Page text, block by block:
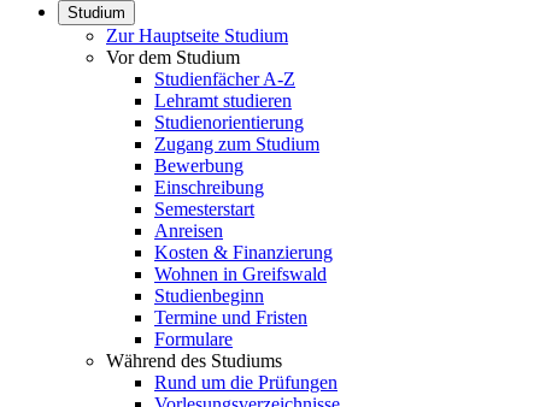
Studium
Zur Hauptseite Studium
Vor dem Studium
Studienfächer A-Z
Lehramt studieren
Studienorientierung
Zugang zum Studium
Bewerbung
Einschreibung
Semesterstart
Anreisen
Kosten & Finanzierung
Wohnen in Greifswald
Studienbeginn
Termine und Fristen
Formulare
Während des Studiums
Rund um die Prüfungen